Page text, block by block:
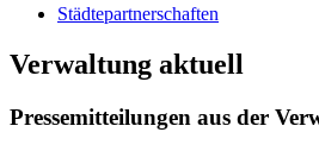
Städtepartnerschaften
Verwaltung aktuell
Pressemitteilungen aus der